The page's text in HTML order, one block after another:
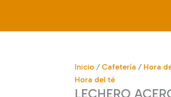
Inicio / Cafetería / Hora
Hora del té
LECHERO